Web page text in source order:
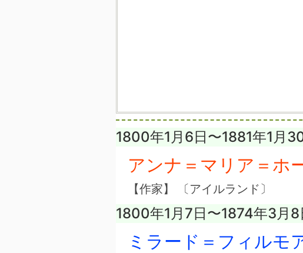
1800年1月6日〜1881年1月
アンナ＝マリア＝ホ
【作家】 〔アイルランド〕
1800年1月7日〜1874年3月8
ミラード＝フィルモ